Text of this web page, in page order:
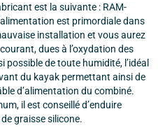
est la suivante : RAM-
est primordiale dans
installation et vous aurez
dues à l’oxydation des
possible de toute humidité, l’idéal
du kayak permettant ainsi de
d’alimentation du combiné.
il est conseillé d’enduire
graisse silicone.